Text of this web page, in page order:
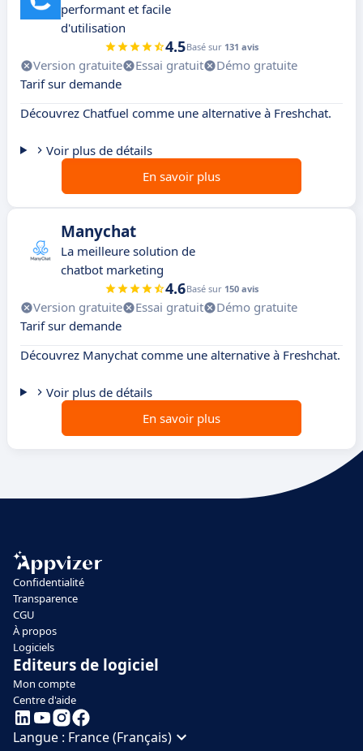
performant et facile
d'utilisation
4.5Basé sur 131 avis
Version gratuite Essai gratuit
Démo gratuite
Tarif sur demande
Découvrez Chatfuel comme une alternative à Freshchat.
Voir plus de détails
En savoir plus
Manychat
La meilleure solution de
chatbot marketing
4.6Basé sur 150 avis
Version gratuite Essai gratuit
Démo gratuite
Tarif sur demande
Découvrez Manychat comme une alternative à Freshchat.
Voir plus de détails
En savoir plus
Confidentialité
Transparence
CGU
À propos
Logiciels
Editeurs de logiciel
Mon compte
Centre d'aide
Langue : France (Français)